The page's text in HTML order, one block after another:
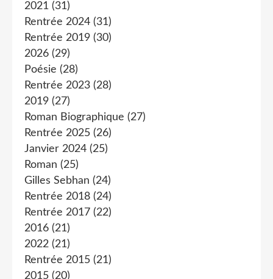
2021 (31)
Rentrée 2024 (31)
Rentrée 2019 (30)
2026 (29)
Poésie (28)
Rentrée 2023 (28)
2019 (27)
Roman Biographique (27)
Rentrée 2025 (26)
Janvier 2024 (25)
Roman (25)
Gilles Sebhan (24)
Rentrée 2018 (24)
Rentrée 2017 (22)
2016 (21)
2022 (21)
Rentrée 2015 (21)
2015 (20)